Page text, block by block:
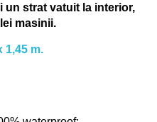
un strat vatuit la interior,
masinii.
1,45 m.